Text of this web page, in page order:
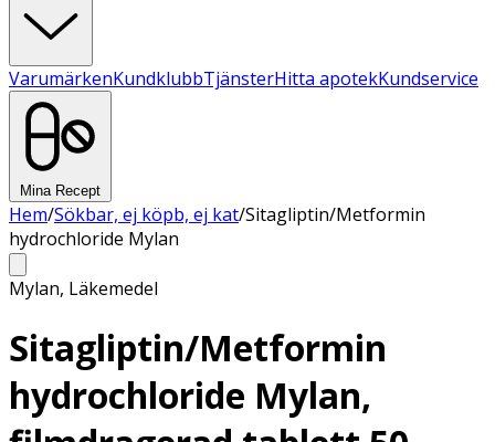
VarumärkenKundklubbTjänsterHitta apotekKundservice
Mina Recept
Hem/Sökbar, ej köpb, ej kat/Sitagliptin/Metformin
hydrochloride Mylan
Mylan, Läkemedel
Sitagliptin/Metformin
hydrochloride Mylan,